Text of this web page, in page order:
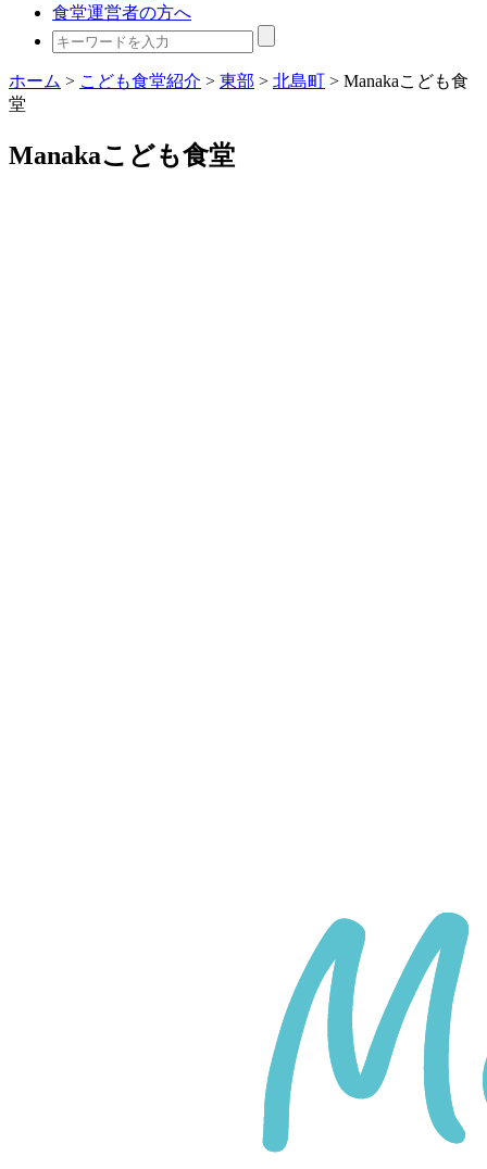
食堂運営者の方へ
ホーム > こども食堂紹介 > 東部 > 北島町 > Manakaこども食
堂
Manakaこども食堂